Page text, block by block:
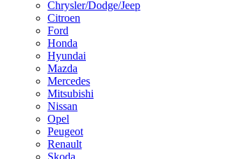
Chrysler/Dodge/Jeep
Citroen
Ford
Honda
Hyundai
Mazda
Mercedes
Mitsubishi
Nissan
Opel
Peugeot
Renault
Skoda